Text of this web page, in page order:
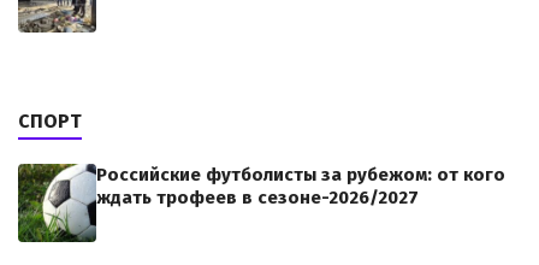
СПОРТ
Российские футболисты за рубежом: от кого
ждать трофеев в сезоне-2026/2027